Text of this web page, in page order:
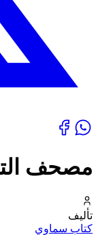
مصحف
تأليف
كتاب سماوي